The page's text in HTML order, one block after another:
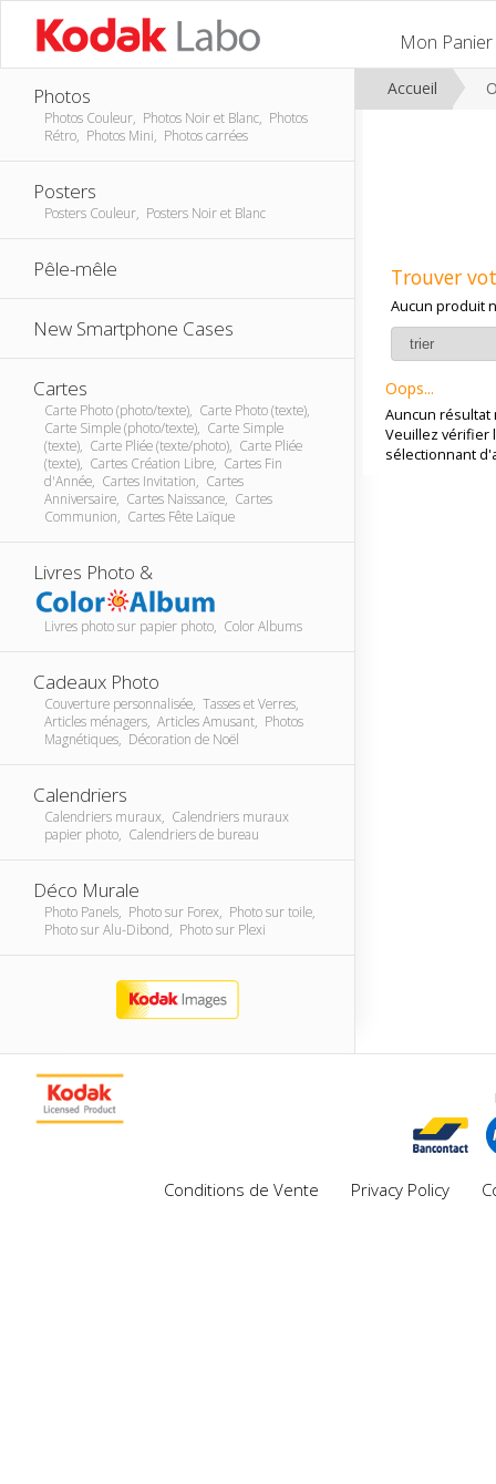
Mon Panier
Photos
Photos Couleur, Photos Noir et Blanc, Photos
Rétro, Photos Mini, Photos carrées
Posters
Posters Couleur, Posters Noir et Blanc
Pêle-mêle
New Smartphone Cases
Cartes
Carte Photo (photo/texte), Carte Photo (texte),
Carte Simple (photo/texte), Carte Simple
(texte), Carte Pliée (texte/photo), Carte Pliée
(texte), Cartes Création Libre, Cartes Fin
d'Année, Cartes Invitation, Cartes
Anniversaire, Cartes Naissance, Cartes
Communion, Cartes Fête Laïque
Livres Photo &
Livres photo sur papier photo, Color Albums
Cadeaux Photo
Couverture personnalisée, Tasses et Verres,
Articles ménagers, Articles Amusant, Photos
Magnétiques, Décoration de Noël
Calendriers
Calendriers muraux, Calendriers muraux
papier photo, Calendriers de bureau
Déco Murale
Photo Panels, Photo sur Forex, Photo sur toile,
Photo sur Alu-Dibond, Photo sur Plexi
Accueil
Trouver
Aucun produit
Oops...
Auncun
Veuillez vérifier
sélectionnant
Conditions de Vente Privacy Policy